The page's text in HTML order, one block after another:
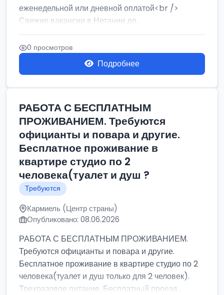
еженедельной или дневной оплатой<br />
Свежие вакансии в Нетании дл...
0 просмотров
Подробнее
РАБОТА С БЕСПЛАТНЫМ
ПРОЖИВАНИЕМ. Требуются
официанты и повара и другие.
Бесплатное проживание в
квартире студио по 2
человека(туалет и душ ?
Требуются
Кармиель (Центр страны)
Опубликовано: 08.06.2026
РАБОТА С БЕСПЛАТНЫМ ПРОЖИВАНИЕМ.
Требуются официанты и повара и другие.
Бесплатное проживание в квартире студио по 2
человека(туалет и душ только для 2 человек).
Трехразовое питание. Бесплатный проезд...